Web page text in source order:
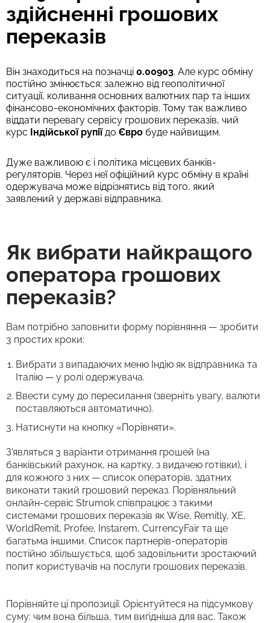
здійсненні грошових
переказів
Він знаходиться на позначці 0.00903. Але курс обміну
постійно змінюється: залежно від геополітичної
ситуації, коливання основних валютних пар та інших
фінансово-економічних факторів. Тому так важливо
віддати перевагу сервісу грошових переказів, чий
курс Індійської рупії до Євро буде найвищим.
Дуже важливою є і політика місцевих банків-
регуляторів. Через неї офіційний курс обміну в країні
одержувача може відрізнятись від того, який
заявлений у державі відправника.
Як вибрати найкращого
оператора грошових
переказів?
Вам потрібно заповнити форму порівняння — зробити
3 простих кроки:
Вибрати з випадаючих меню Індію як відправника та
Італію — у ролі одержувача.
Ввести суму до пересилання (зверніть увагу, валюти
поставляються автоматично).
Натиснути на кнопку «Порівняти».
З'являться 3 варіанти отримання грошей (на
банківський рахунок, на картку, з видачею готівки), і
для кожного з них — список операторів, здатних
виконати такий грошовий переказ. Порівняльний
онлайн-сервіс Strumok співпрацює з такими
системами грошових переказів як Wise, Remitly, XE,
WorldRemit, Profee, Instarem, CurrencyFair та ще
багатьма іншими. Список партнерів-операторів
постійно збільшується, щоб задовільнити зростаючий
попит користувачів на послуги грошових переказів.
Порівняйте ці пропозиції. Орієнтуйтеся на підсумкову
суму: чим вона більша, тим вигідніша для вас. Також